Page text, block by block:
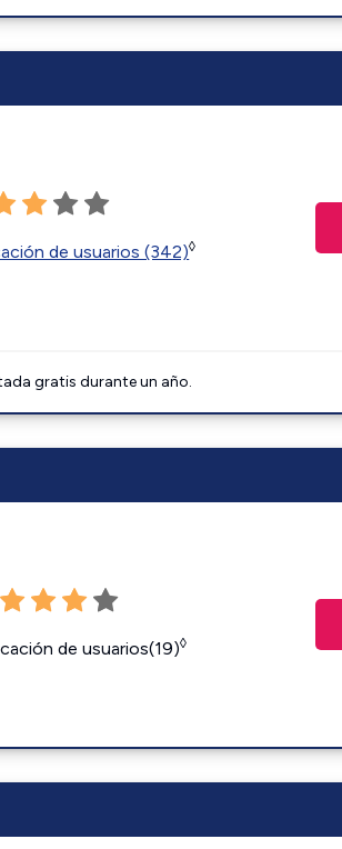
de usuarios (342)◊
gratis durante un año.
de usuarios(19)◊